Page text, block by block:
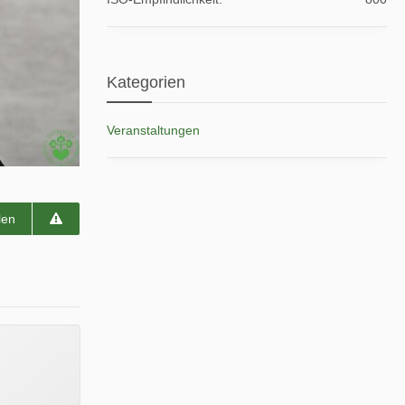
Kategorien
Veranstaltungen